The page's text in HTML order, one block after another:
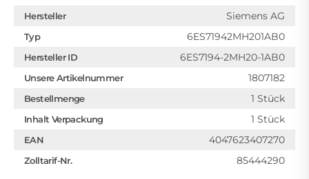
Hersteller Siemens AG
Typ 6ES71942MH201AB0
Hersteller ID 6ES7194-2MH20-1AB0
Unsere Artikelnummer 1807182
Bestellmenge 1 Stück
Inhalt Verpackung 1 Stück
EAN 4047623407270
Zolltarif-Nr. 85444290